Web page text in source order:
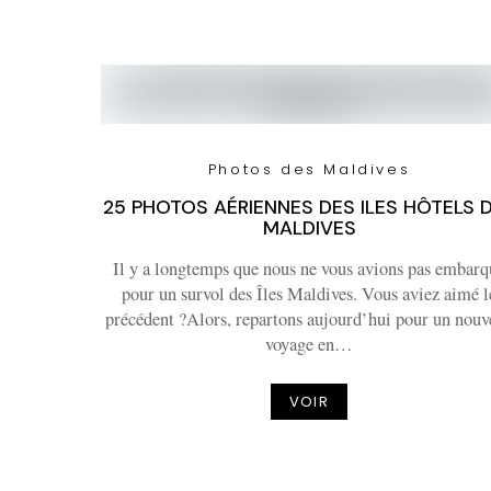
Photos des Maldives
25 PHOTOS AÉRIENNES DES ILES HÔTELS
MALDIVES
Il y a longtemps que nous ne vous avions pas
pour un survol des Îles Maldives. Vous aviez aimé
précédent ?Alors, repartons aujourd’hui pour un
voyage en…
VOIR